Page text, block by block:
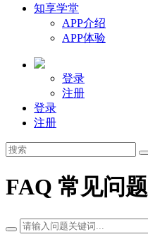
知享学堂
APP介绍
APP体验
登录
注册
登录
注册
FAQ 常见问题